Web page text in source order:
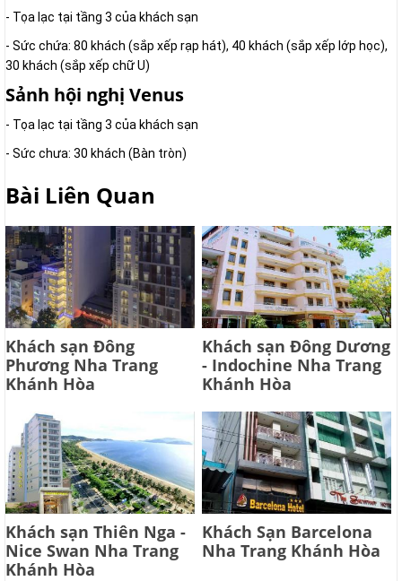
- Tọa lạc tại tầng 3 của khách sạn
- Sức chứa: 80 khách (sắp xếp rạp hát), 40 khách (sắp xếp lớp học),
30 khách (sắp xếp chữ U)
Sảnh hội nghị Venus
- Tọa lạc tại tầng 3 của khách sạn
- Sức chưa: 30 khách (Bàn tròn)
Bài Liên Quan
Khách sạn Đông
Phương Nha Trang
Khánh Hòa
Khách sạn Đông Dương
- Indochine Nha Trang
Khánh Hòa
Khách sạn Thiên Nga -
Nice Swan Nha Trang
Khánh Hòa
Khách Sạn Barcelona
Nha Trang Khánh Hòa